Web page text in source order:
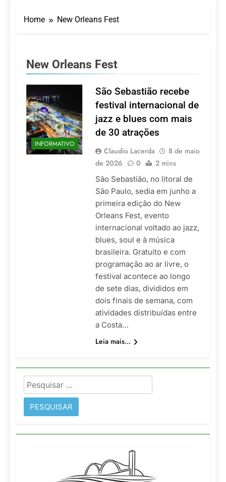
de operação do
5 De Agosto De 2026
em dezembro
Turismo na Serra
Salto Caveiras atrai
novos investimentos e
fortalece infraestrutura
5 De Agosto De 2026
Toda a Europa em Um
Atrações do Parque
Mini-Europe
4 De Agosto De 2026
Por Dentro do Atomium:
Melhor Vista de
Bruxelas
Home New Orleans Fest
New Orleans Fest
INFORMATIVO
São Sebastião recebe
festival internacional de
jazz e blues com mais
de 30 atrações
Claudio Lacerda
8 de maio
de 2026
0 2 mins
São Sebastião, no litoral de
São Paulo, sedia em junho a
primeira edição do New
Orleans Fest, evento
internacional voltado ao jazz,
blues, soul e à música
brasileira. Gratuito e com
programação ao ar livre, o
festival acontece ao longo
de sete dias, divididos em
dois finais de semana, com
atividades distribuídas entre
a Costa…
Leia mais...
Pesquisar
por: